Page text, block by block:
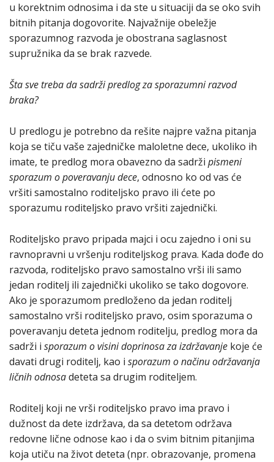
u korektnim odnosima i da ste u situaciji da se oko svih
bitnih pitanja dogovorite. Najvažnije obeležje
sporazumnog razvoda je obostrana saglasnost
supružnika da se brak razvede.
Šta sve treba da sadrži predlog za sporazumni razvod
braka?
U predlogu je potrebno da rešite najpre važna pitanja
koja se tiču vaše zajedničke maloletne dece, ukoliko ih
imate, te predlog mora obavezno da sadrži pismeni
sporazum o poveravanju dece, odnosno ko od vas će
vršiti samostalno roditeljsko pravo ili ćete po
sporazumu roditeljsko pravo vršiti zajednički.
Roditeljsko pravo pripada majci i ocu zajedno i oni su
ravnopravni u vršenju roditeljskog prava. Kada dođe do
razvoda, roditeljsko pravo samostalno vrši ili samo
jedan roditelj ili zajednički ukoliko se tako dogovore.
Ako je sporazumom predloženo da jedan roditelj
samostalno vrši roditeljsko pravo, osim sporazuma o
poveravanju deteta jednom roditelju, predlog mora da
sadrži i sporazum o visini doprinosa za izdržavanje koje će
davati drugi roditelj, kao i sporazum o načinu održavanja
ličnih odnosadeteta sa drugim roditeljem.
Roditelj koji ne vrši roditeljsko pravo ima pravo i
dužnost da dete izdržava, da sa detetom održava
redovne lične odnose kao i da o svim bitnim pitanjima
koja utiču na život deteta (npr. obrazovanje, promena